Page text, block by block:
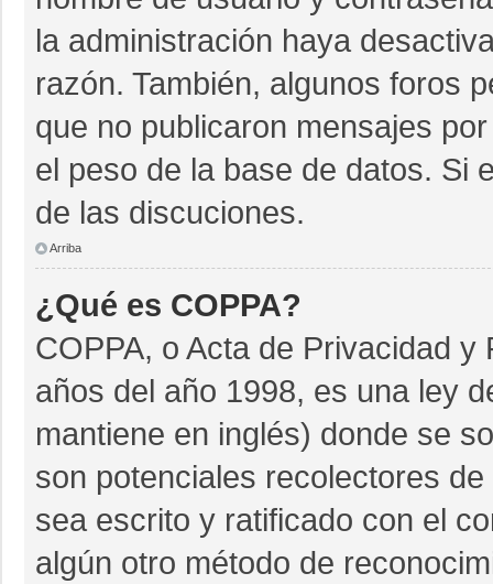
la administración haya
razón. También, algunos foros
que no publicaron mensajes
el peso de la base de datos. Si
de las discuciones.
Arriba
¿Qué es COPPA?
COPPA, o Acta de Privacidad
años del año 1998, es una ley
mantiene en inglés) donde se
son potenciales recolectores
sea escrito y ratificado con el
algún otro método de